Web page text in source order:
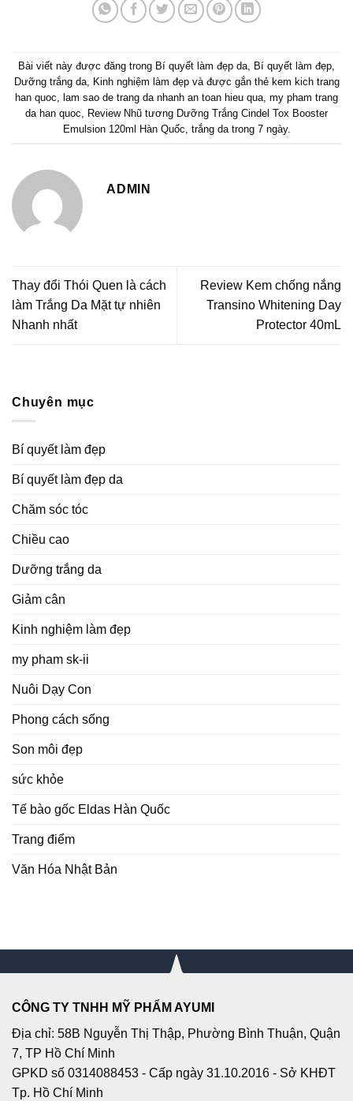
Bài viết này được đăng trong Bí quyết làm đẹp da Bí quyết làm đẹp
Dưỡng trắng da, Kinh nghiệm làm đẹpvà được gắn thẻ kem kich trang
han quoc lam sao de trang da nhanh an toan hieu qua my pham trang
da han quoc
Review Nhũ tương Dưỡng Trắng Cindel Tox Booster
Emulsion 120ml Hàn Quốc trắng da trong 7 ngày.
ADMIN
Thay đổi Thói Quen là cách
làm Trắng Da Mặt tự nhiên
Nhanh nhất
Review Kem chống nắng
Transino Whitening Day
Protector 40mL
Chuyên mục
Bí quyết làm đẹp
Bí quyết làm đẹp da
Chăm sóc tóc
Chiều cao
Dưỡng trắng da
Giảm cân
Kinh nghiệm làm đẹp
my pham sk-ii
Nuôi Dạy Con
Phong cách sống
Son môi đẹp
sức khỏe
Tế bào gốc Eldas Hàn Quốc
Trang điểm
Văn Hóa Nhật Bản
CÔNG TY TNHH MỸ PHẨM AYUMI
Địa chỉ: 58B Nguyễn Thị Thập, Phường Bình Thuận, Quận
7, TP Hồ Chí Minh
GPKD số 0314088453 - Cấp ngày 31.10.2016 - Sở KHĐT
Tp. Hồ Chí Minh